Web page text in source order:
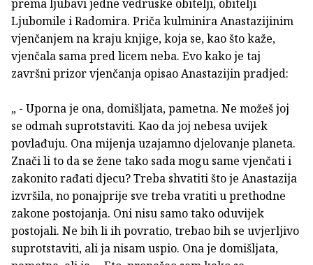
prema ljubavi jedne vedruske obitelji, obitelji
Ljubomile i Radomira. Priča kulminira Anastazijinim
vjenčanjem na kraju knjige, koja se, kao što kaže,
vjenčala sama pred licem neba. Evo kako je taj
završni prizor vjenčanja opisao Anastazijin pradjed:
„ - Uporna je ona, domišljata, pametna. Ne možeš joj
se odmah suprotstaviti. Kao da joj nebesa uvijek
povlađuju. Ona mijenja uzajamno djelovanje planeta.
Znači li to da se žene tako sada mogu same vjenčati i
zakonito rađati djecu? Treba shvatiti što je Anastazija
izvršila, no ponajprije sve treba vratiti u prethodne
zakone postojanja. Oni nisu samo tako oduvijek
postojali. Ne bih li ih povratio, trebao bih se uvjerljivo
suprotstaviti, ali ja nisam uspio. Ona je domišljata,